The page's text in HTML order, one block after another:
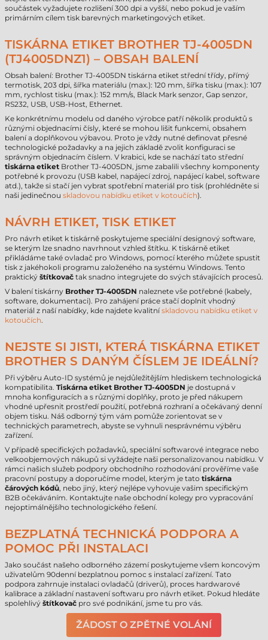
součástek vyžadujete rozlišení 300 dpi a vyšší, nebo pokud je vaším
primárním cílem tisk barevných marketingových etiket.
TISKÁRNA ETIKET BROTHER TJ-4005DN
(TJ4005DNZ1) – OBSAH BALENÍ
Obsah balení: Brother TJ-4005DN tiskárna etiket střední třídy, přímý
termotisk, 203 dpi, šířka materiálu (max.): 120 mm, šířka tisku (max.): 107
mm, rychlost tisku (max.): 152 mm/s, Black Mark senzor, Gap senzor,
RS232, USB, USB-Host, Ethernet.
Ke konkrétnímu modelu od daného výrobce patří několik produktů s
různými objednacími čísly, které se mohou lišit funkcemi, obsahem
balení a doplňkovou výbavou. Proto je vždy nutné definovat přesné
technologické požadavky a na jejich základě zvolit konfiguraci se
správným objednacím číslem. V krabici, kde se nachází tato střední
tiskárna etiket Brother TJ-4005DN, jsme zabalili všechny komponenty
potřebné k provozu (USB kabel, napájecí zdroj, napájecí kabel, software
atd.), takže si stačí jen vybrat spotřební materiál pro tisk (prohlédněte si
naši jedinečnou skladovou nabídku etiket v kotoučích).
NÁVRH ETIKET, TISK ETIKET
Pro návrh etiket k tiskárně poskytujeme speciální designový software,
se kterým lze snadno navrhnout vzhled štítku. K tiskárně etiket
přikládáme také ovladač pro Windows, pomocí kterého můžete spustit
tisk z jakéhokoli programu založeného na systému Windows. Tento
praktický štítkovač tak snadno integrujete do svých stávajících procesů.
V balení tiskárny Brother TJ-4005DN naleznete vše potřebné (kabely,
software, dokumentaci). Pro zahájení práce stačí doplnit vhodný
materiál z naší nabídky, kde najdete kvalitnískladovou nabídku etiket v
kotoučích.
NEJSTE SI JISTI, KTERÁ TISKÁRNA ETIKET
BROTHER S DANÝM ČÍSLEM JE IDEÁLNÍ?
Při výběru Auto-ID systémů je nejdůležitějším hlediskem technologická
kompatibilita. Tiskárna etiket Brother TJ-4005DN je dostupná v
mnoha konfiguracích a s různými doplňky, proto je před nákupem
vhodné upřesnit prostředí použití, potřebná rozhraní a očekávaný denní
objem tisku. Náš odborný tým vám pomůže zorientovat se v
technických parametrech, abyste se vyhnuli nesprávnému výběru
zařízení.
V případě specifických požadavků, speciální softwarové integrace nebo
velkoobjemových nákupů si vyžádejte naši personalizovanou nabídku. V
rámci našich služeb podpory obchodního rozhodování prověříme vaše
pracovní postupy a doporučíme model, kterým je tato tiskárna
čárových kódů, nebo jiný, který nejlépe vyhovuje vašim specifickým
B2B očekáváním. Kontaktujte naše obchodní kolegy pro vypracování
nejoptimálnějšího technologického řešení.
BEZPLATNÁ TECHNICKÁ PODPORA A
POMOC PŘI INSTALACI
Jako součást našeho odborného zázemí poskytujeme všem koncovým
uživatelům 90denní bezplatnou pomoc s instalací zařízení. Tato
podpora zahrnuje instalaci ovladačů (driverů), proces hardwarové
kalibrace a základní nastavení softwaru pro návrh etiket. Pokud hledáte
spolehlivý štítkovač pro své podnikání, jsme tu pro vás.
ŽÁDOST O ZPĚTNÉ VOLÁNÍ